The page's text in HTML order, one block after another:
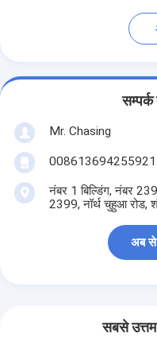
Mr. Chasing
008613694255921
नंबर 1 बिल्डिंग, नंबर
2399, नॉर्थ चुहुआ रोड,
अब से
सबसे उत्तम